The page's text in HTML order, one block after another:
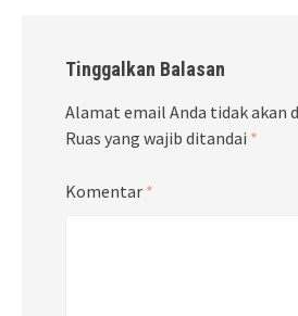
Tinggalkan Balasan
Alamat email Anda tidak akan
Ruas yang wajib ditandai *
Komentar *